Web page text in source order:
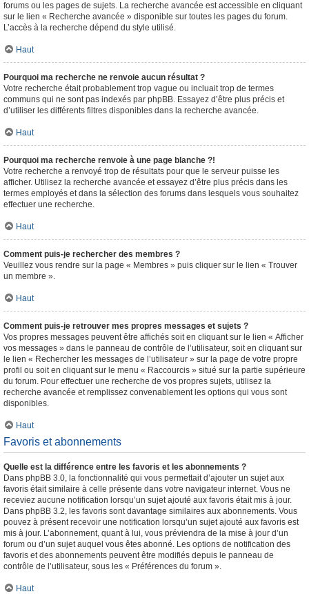
forums ou les pages de sujets. La recherche avancée est accessible en cliquant
sur le lien « Recherche avancée » disponible sur toutes les pages du forum.
L’accès à la recherche dépend du style utilisé.
Haut
Pourquoi ma recherche ne renvoie aucun résultat ?
Votre recherche était probablement trop vague ou incluait trop de termes
communs qui ne sont pas indexés par phpBB. Essayez d’être plus précis et
d’utiliser les différents filtres disponibles dans la recherche avancée.
Haut
Pourquoi ma recherche renvoie à une page blanche ?!
Votre recherche a renvoyé trop de résultats pour que le serveur puisse les
afficher. Utilisez la recherche avancée et essayez d’être plus précis dans les
termes employés et dans la sélection des forums dans lesquels vous souhaitez
effectuer une recherche.
Haut
Comment puis-je rechercher des membres ?
Veuillez vous rendre sur la page « Membres » puis cliquer sur le lien « Trouver
un membre ».
Haut
Comment puis-je retrouver mes propres messages et sujets ?
Vos propres messages peuvent être affichés soit en cliquant sur le lien « Afficher
vos messages » dans le panneau de contrôle de l’utilisateur, soit en cliquant sur
le lien « Rechercher les messages de l’utilisateur » sur la page de votre propre
profil ou soit en cliquant sur le menu « Raccourcis » situé sur la partie supérieure
du forum. Pour effectuer une recherche de vos propres sujets, utilisez la
recherche avancée et remplissez convenablement les options qui vous sont
disponibles.
Haut
Favoris et abonnements
Quelle est la différence entre les favoris et les abonnements ?
Dans phpBB 3.0, la fonctionnalité qui vous permettait d’ajouter un sujet aux
favoris était similaire à celle présente dans votre navigateur internet. Vous ne
receviez aucune notification lorsqu’un sujet ajouté aux favoris était mis à jour.
Dans phpBB 3.2, les favoris sont davantage similaires aux abonnements. Vous
pouvez à présent recevoir une notification lorsqu’un sujet ajouté aux favoris est
mis à jour. L’abonnement, quant à lui, vous préviendra de la mise à jour d’un
forum ou d’un sujet auquel vous êtes abonné. Les options de notification des
favoris et des abonnements peuvent être modifiés depuis le panneau de
contrôle de l’utilisateur, sous les « Préférences du forum ».
Haut